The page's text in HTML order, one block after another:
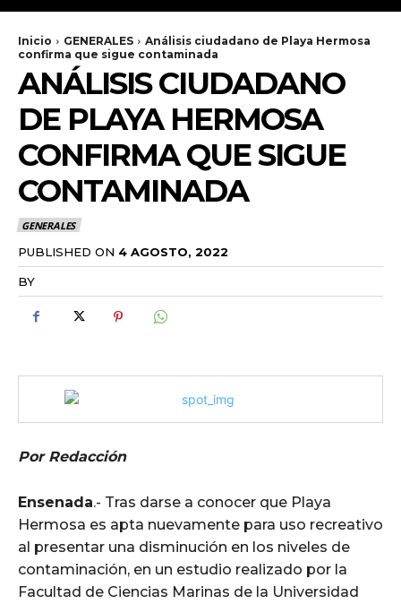
Inicio GENERALES
Análisis ciudadano de Playa Hermosa
confirma que sigue contaminada
ANÁLISIS CIUDADANO
DE PLAYA HERMOSA
CONFIRMA QUE SIGUE
CONTAMINADA
GENERALES
PUBLISHED ON 4 AGOSTO, 2022
BY
Por Redacción
Ensenada.- Tras darse a conocer que Playa
Hermosa es apta nuevamente para uso recreativo
al presentar una disminución en los niveles de
contaminación, en un estudio realizado por la
Facultad de Ciencias Marinas de la Universidad